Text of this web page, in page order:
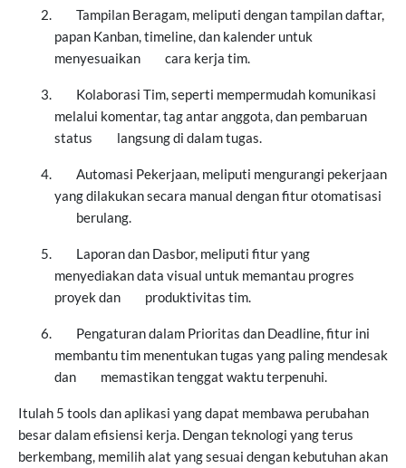
Tampilan Beragam, meliputi dengan tampilan daftar,
papan Kanban, timeline, dan kalender untuk
menyesuaikan
cara kerja tim.
Kolaborasi Tim, seperti mempermudah komunikasi
melalui komentar, tag antar anggota, dan pembaruan
status
langsung di dalam tugas.
Automasi Pekerjaan, meliputi mengurangi pekerjaan
yang dilakukan secara manual dengan fitur otomatisasi
berulang.
Laporan dan Dasbor, meliputi fitur yang
menyediakan data visual untuk memantau progres
proyek dan
produktivitas tim.
Pengaturan dalam Prioritas dan Deadline, fitur ini
membantu tim menentukan tugas yang paling mendesak
dan
memastikan tenggat waktu terpenuhi.
Itulah 5 tools dan aplikasi yang dapat membawa perubahan
besar dalam efisiensi kerja. Dengan teknologi yang terus
berkembang, memilih alat yang sesuai dengan kebutuhan akan